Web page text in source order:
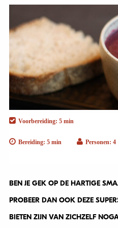
Voorbereiding: 5 min
Bereiding: 5 min Personen: 4
BEN JE GEK OP DE HARTIGE
PROBEER DAN OOK DEZE
BIETEN ZIJN VAN ZICHZELF